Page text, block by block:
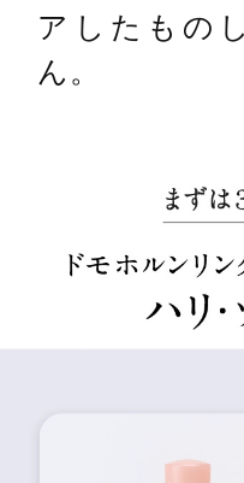
アしたもの
ん。